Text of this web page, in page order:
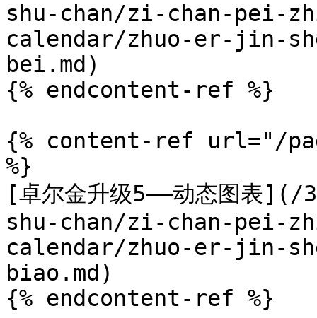
shu-chan/zi-chan-pei-
calendar/zhuo-er-jin-
bei.md)
{% endcontent-ref %}
{% content-ref url="/
%}
[卓尔金升级5——动态图表
shu-chan/zi-chan-pei-
calendar/zhuo-er-jin-
biao.md)
{% endcontent-ref %}